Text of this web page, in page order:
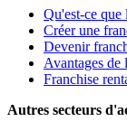
Qu'est-ce que
Créer une
Devenir
Avantages de
Franchise
Autres secteurs